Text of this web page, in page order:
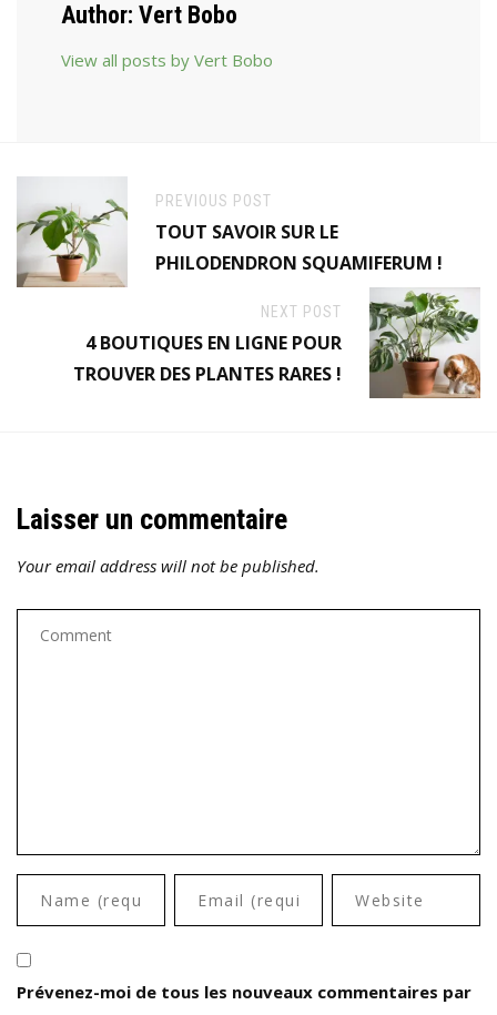
Author: Vert Bobo
View all posts by Vert Bobo
PREVIOUS POST
TOUT SAVOIR SUR LE
PHILODENDRON SQUAMIFERUM !
NEXT POST
4 BOUTIQUES EN LIGNE POUR
TROUVER DES PLANTES RARES !
Laisser un commentaire
Your email address will not be published.
Prévenez-moi de tous les nouveaux commentaires par